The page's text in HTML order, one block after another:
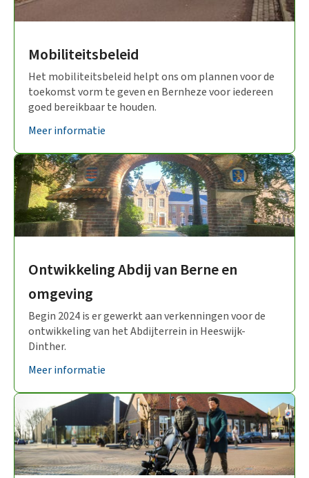
Mobiliteitsbeleid
Het mobiliteitsbeleid helpt ons om plannen voor de
toekomst vorm te geven en Bernheze voor iedereen
goed bereikbaar te houden.
Meer informatie
Ontwikkeling Abdij van Berne en
omgeving
Begin 2024 is er gewerkt aan verkenningen voor de
ontwikkeling van het Abdijterrein in Heeswijk-
Dinther.
Meer informatie